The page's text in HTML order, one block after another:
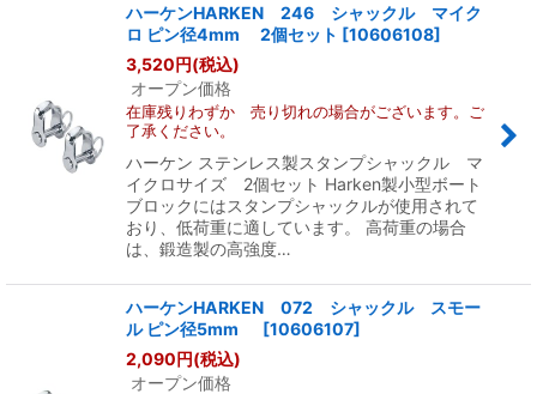
ハーケンHARKEN 246 シャックル マイク
ロ ピン径4mm 2個セット [10606108]
3,520円(税込)
オープン価格
在庫残りわずか 売り切れの場合がございます。ご
了承ください。
ハーケン ステンレス製スタンプシャックル マ
イクロサイズ 2個セット Harken製小型ボート
ブロックにはスタンプシャックルが使用されて
おり、低荷重に適しています。 高荷重の場合
は、鍛造製の高強度…
ハーケンHARKEN 072 シャックル スモー
ル ピン径5mm
[10606107]
2,090円(税込)
オープン価格